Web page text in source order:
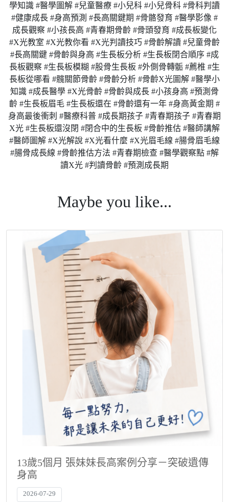
學知識 #醫學圖解 #兒童醫療 #小兒科 #小兒骨科 #骨科判讀
#健康成長 #身高預測 #長高關鍵期 #骨骼發育 #醫學影像 #
成長觀察 #小孩長高 #青春期骨齡 #骨頭發育 #成長板變化
#X光教室 #X光教你看 #X光判讀技巧 #骨齡解讀 #兒童骨齡
#長高關鍵 #骨齡與身高 #生長板分析 #生長板閉合順序 #成
長板觀察 #生長板模糊 #股骨生長板 #外側骨轉骺 #薦椎 #生
長板從哪看 #髖關節骨齡 #骨齡分析 #骨齡X光圖解 #醫學小
知識 #成長醫學 #X光骨齡 #骨齡與成長 #小孩身高 #預測骨
齡 #生長板眉毛 #生長板還在 #骨齡還有一年 #身高黃金期 #
身高最後衝刺 #醫療科普 #成長期孩子 #青春期孩子 #青春期
X光 #生長板還沒閉 #閉合中的生長板 #骨齡推估 #醫師講解
#醫師圖解 #X光解說 #X光看什麼 #X光眉毛線 #腸骨眉毛線
#腸骨成長線 #骨齡推估方法 #青春期檢查 #醫學觀察點 #解
讀X光 #判讀骨齡 #預測成長期
長空間 #長高診所 #成長門診 #長高門診 #科學長高 #肥胖門
#生長激素 #抑制性早熟 #骨齡檢測 #轉骨 #登大人
Maybe you like...
13歲5個月 張妹妹長高案例分享－突破遺傳
身高
2026-07-29